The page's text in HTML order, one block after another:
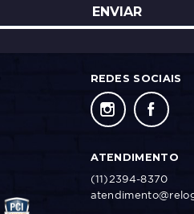
ENVIAR
REDES SOCIAIS
ATENDIMENTO
(11)2394-8370